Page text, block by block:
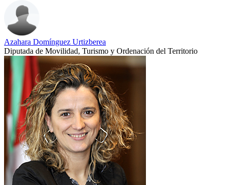
Azahara Domínguez Urtizberea
Diputada de Movilidad, Turismo y Ordenación del Territorio